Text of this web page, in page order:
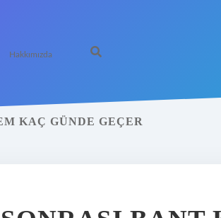
Hakkımızda
KAÇ GÜNDE GEÇER